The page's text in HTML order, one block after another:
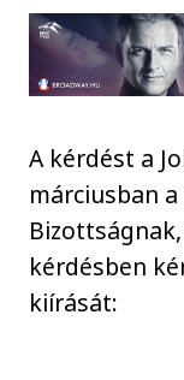
A kérdést a
márciusban
kérdésben
kiírását: